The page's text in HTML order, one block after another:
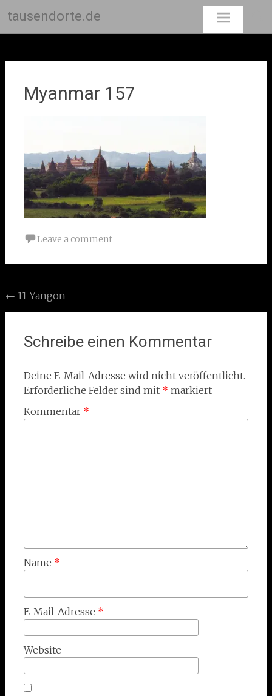
tausendorte.de
Myanmar 157
Leave a comment
Post
navigation
← 11 Yangon
Schreibe einen Kommentar
Deine E-Mail-Adresse wird nicht veröffentlicht.
Erforderliche Felder sind mit * markiert
Kommentar *
Name *
E-Mail-Adresse *
Website